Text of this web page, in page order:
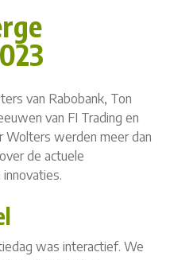
van Rabobank, Ton
van FI Trading en
Wolters werden meer dan
de actuele
was interactief. We